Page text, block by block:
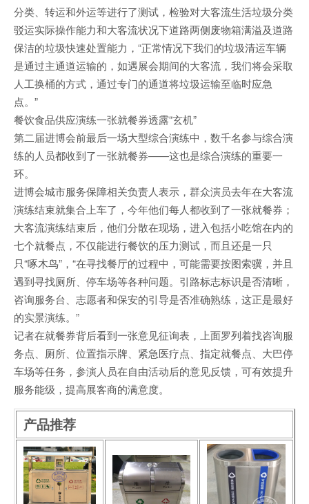
分类、转运和外运等进行了测试，检验对大客流生活垃圾分类
驳运实际操作能力和大客流状况下道路两侧废物箱满溢及道路
保洁的垃圾快速处置能力，“正常情况下我们的垃圾清运车辆
是通过主通道运输的，如遇展会期间的大客流，我们将会采取
人工换桶的方式，通过专门的通道将垃圾运输至临时应急
点。”
餐饮食品供应演练一张就餐券透露“玄机”
第二届进博会前最后一场大型综合演练中，数千名参与综合演
练的人员都收到了一张就餐券——这也是综合演练的重要一
环。
进博会城市服务保障相关负责人表示，群众演员去年在大客流
演练结束就集合上车了，今年他们每人都收到了一张就餐券；
大客流演练结束后，他们分散在现场，进入包括小吃馆在内的
七个就餐点，不仅能进行餐饮的压力测试，而且还是一只
只“啄木鸟”，“在寻找餐厅的过程中，可能需要按图索骥，并且
遇到寻找厕所、停车场等各种问题。引路标志标识是否清晰，
咨询服务台、志愿者和保安的引导是否准确熟练，这正是最好
的实景演练。”
记者在就餐券背后看到一张意见征询表，上面罗列着找咨询服
务点、厕所、位置指示牌、紧急医疗点、指定就餐点、大巴停
车场等任务，参演人员在自由活动后的意见反馈，可有效提升
服务能级，提高展客商的满意度。
产品推荐